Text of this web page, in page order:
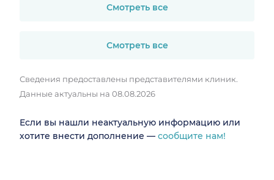
Смотреть все
Смотреть все
Сведения предоставлены представителями клиник.
Данные актуальны на 08.08.2026
Если вы нашли неактуальную информацию или
хотите внести дополнение — сообщите нам!